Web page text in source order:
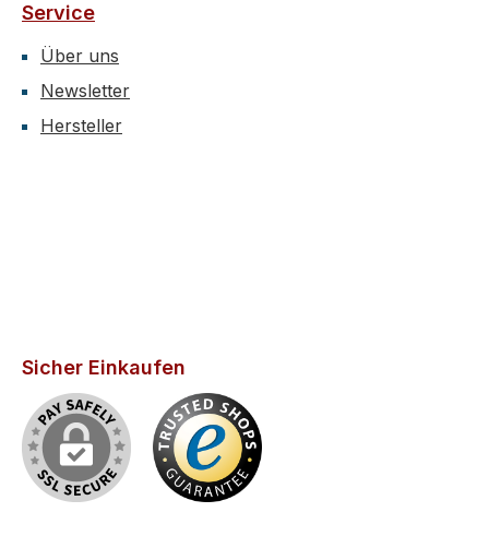
Service
Über uns
Newsletter
Hersteller
Sicher Einkaufen